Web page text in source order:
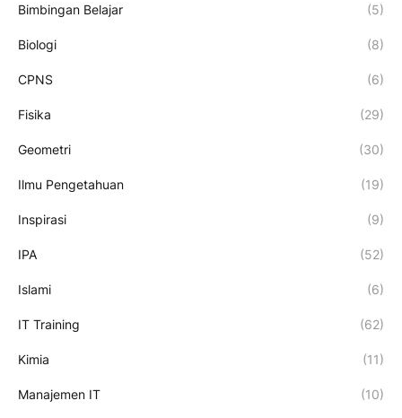
Bimbingan Belajar (5)
Biologi (8)
CPNS (6)
Fisika (29)
Geometri (30)
Ilmu Pengetahuan (19)
Inspirasi (9)
IPA (52)
Islami (6)
IT Training (62)
Kimia (11)
Manajemen IT (10)